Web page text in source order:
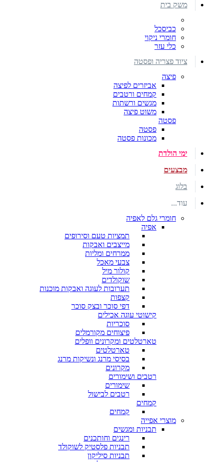
משק בית
כביסכל
חומרי ניקוי
כלי עזר
ציוד פצריה ופסטה
פיצה
אביזרים לפיצה
קמחים ורטבים
מגשים ורשתות
משוט פיצה
פסטה
פסטה
מכונות פסטה
ימי הולדת
מבצעים
בלוג
עוד...
חומרי גלם לאפיה
אפיה
תמציות טעם וסירופים
מייצבים ואבקות
ממרחים ומליות
צבעי מאכל
קולור מיל
שוקולדים
תערובות לעוגה ואבקות מוכנות
קצפות
דפי סוכר ובצק סוכר
קישוטי עוגה אכילים
סוכריות
פיצוחים מקורמלים
טארטלטים ומקרונים וופלים
טארטלטים
בסיסי מרנג ונשיקות מרנג
מקרונים
רטבים ושימורים
שימורים
רטבים לבישול
קמחים
קמחים
מוצרי אפייה
תבניות ומגשים
רינגים וחותכנים
תבניות פלסטיק לשוקולד
תבניות סיליקון